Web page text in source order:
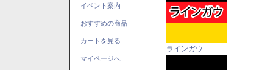
イベント案内
おすすめの商品
カートを見る
マイページへ
ラインガウ